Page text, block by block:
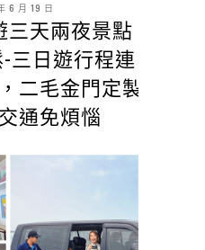
6 月 19 日
三天兩夜景點
三日遊行程連
二毛金門定製
通免煩惱